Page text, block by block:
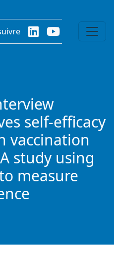
self-efficacy
vaccination
study using
measure